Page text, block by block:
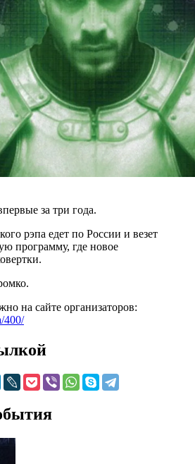
за три года.
рэпа едет по России и везет
программу, где новое
на сайте организаторов:
400/